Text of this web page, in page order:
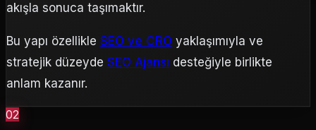
akışla sonuca taşımaktır.
Bu yapı özellikle SEO ve CRO yaklaşımıyla ve
stratejik düzeyde SEO Ajansı desteğiyle birlikte
anlam kazanır.
02